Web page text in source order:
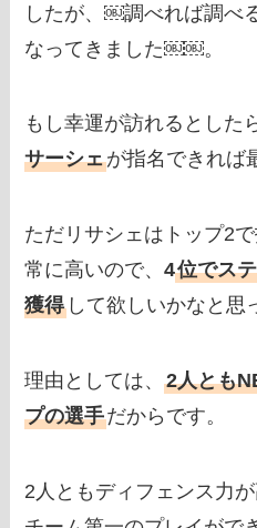
したが、￼調べれば調べ
なってきました￼￼。
もし幸運が訪れるとした
サーシェが指名できれば
ただリサシェはトップ2
常に高いので、4位でス
獲得 して欲しいかなと思
理由としては、2人とも
プの選手だからです。
2人ともディフェンス力